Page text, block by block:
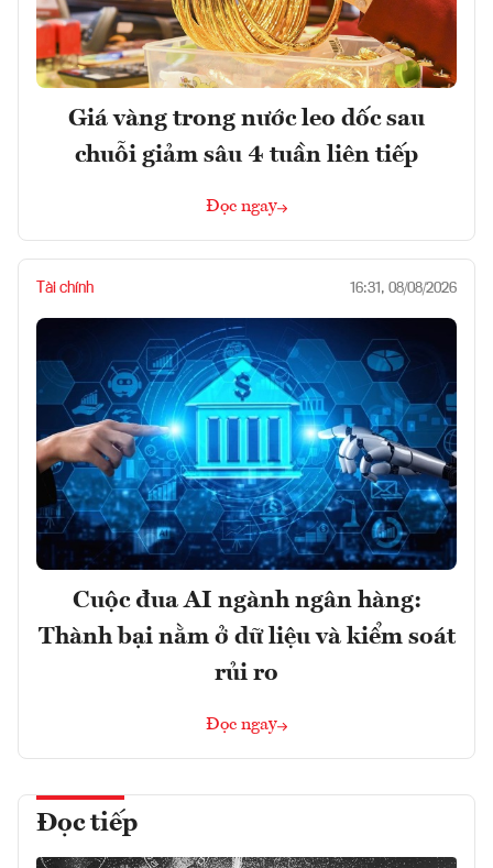
Giá vàng trong nước leo dốc sau
chuỗi giảm sâu 4 tuần liên tiếp
Đọc ngay
Tài chính 16:31, 08/08/2026
Cuộc đua AI ngành ngân hàng:
Thành bại nằm ở dữ liệu và kiểm soát
rủi ro
Đọc ngay
Đọc tiếp